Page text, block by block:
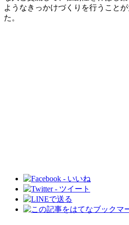
ようなきっかけづくりを行うこと
た。